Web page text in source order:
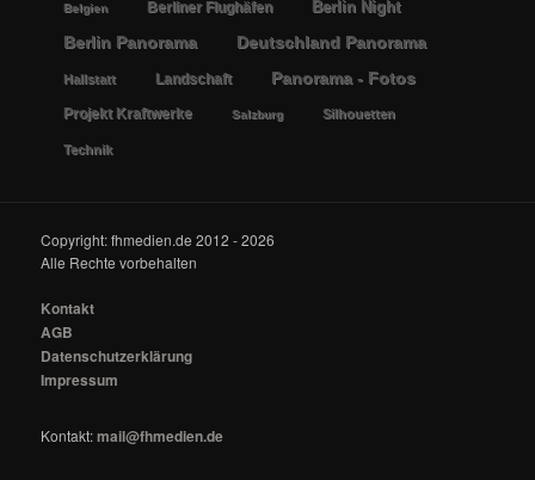
Belgien Berliner Flughäfen
Berlin Night
Berlin Panorama
Deutschland Panorama
Hallstatt Landschaft Panorama - Fotos
Projekt Kraftwerke Salzburg Silhouetten
Technik
Copyright: fhmedien.de 2012 - 2026
Alle Rechte vorbehalten
Kontakt
AGB
Datenschutzerklärung
Impressum
Kontakt:mail@fhmedien.de